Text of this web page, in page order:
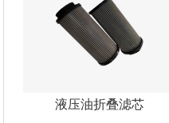
液压油折叠滤芯